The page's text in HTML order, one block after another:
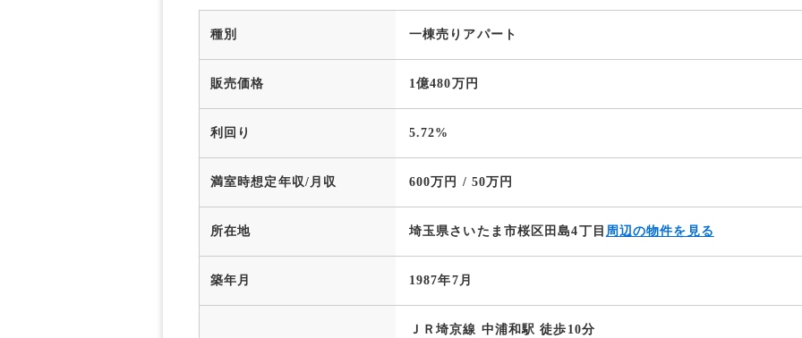
種別 一棟売りアパート
販売価格 1億480万円
利回り 5.72%
満室時想定年収/月収 600万円 / 50万円
所在地 埼玉県さいたま市桜区田島4丁目 周辺の物件を見る
築年月 1987年7月
ＪＲ埼京線 中浦和駅 徒歩10分